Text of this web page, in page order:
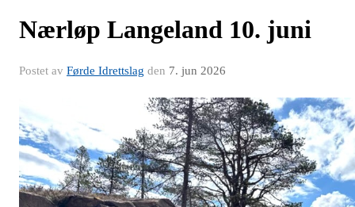
Nærløp Langeland 10. juni
Postet av Førde Idrettslag den 7. jun 2026